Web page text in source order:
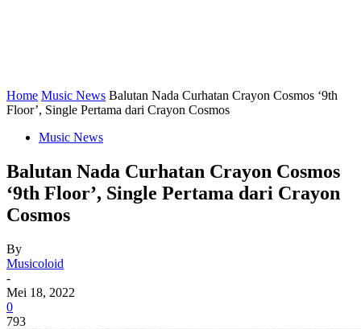
Home Music News Balutan Nada Curhatan Crayon Cosmos ‘9th
Floor’, Single Pertama dari Crayon Cosmos
Music News
Balutan Nada Curhatan Crayon Cosmos
‘9th Floor’, Single Pertama dari Crayon
Cosmos
By
Musicoloid
-
Mei 18, 2022
0
793